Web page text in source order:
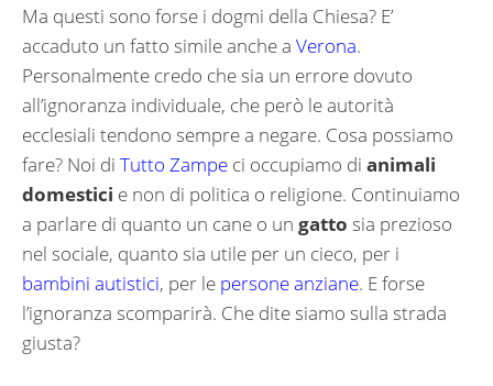
Ma questi sono forse i dogmi della Chiesa? E’
accaduto un fatto simile anche a Verona.
Personalmente credo che sia un errore dovuto
all’ignoranza individuale, che però le autorità
ecclesiali tendono sempre a negare. Cosa possiamo
fare? Noi di Tutto Zampe ci occupiamo di animali
domestici e non di politica o religione. Continuiamo
a parlare di quanto un cane o un gatto sia prezioso
nel sociale, quanto sia utile per un cieco, per i
bambini autistici, per le persone anziane. E forse
l’ignoranza scomparirà. Che dite siamo sulla strada
giusta?